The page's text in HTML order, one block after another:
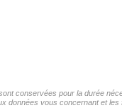
conservées pour la durée
données vous concernant et